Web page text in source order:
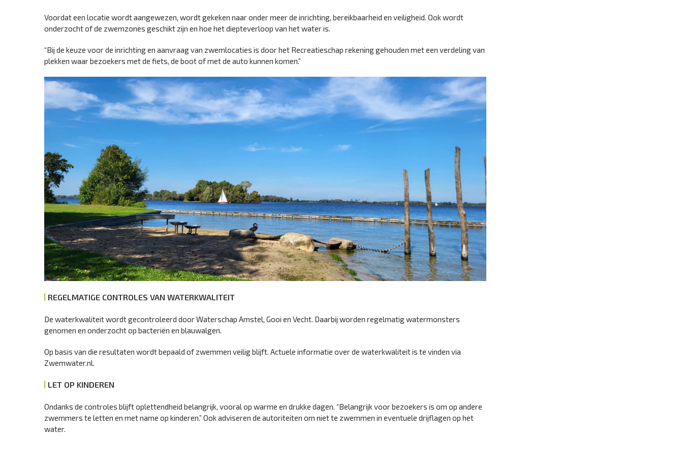
Voordat een locatie wordt aangewezen, wordt gekeken naar onder meer de inrichting, bereikbaarheid en veiligheid. Ook wordt
onderzocht of de zwemzones geschikt zijn en hoe het diepteverloop van het water is.
“Bij de keuze voor de inrichting en aanvraag van zwemlocaties is door het Recreatieschap rekening gehouden met een verdeling van
plekken waar bezoekers met de fiets, de boot of met de auto kunnen komen.”
REGELMATIGE CONTROLES VAN WATERKWALITEIT
De waterkwaliteit wordt gecontroleerd door Waterschap Amstel, Gooi en Vecht. Daarbij worden regelmatig watermonsters
genomen en onderzocht op bacteriën en blauwalgen.
Op basis van die resultaten wordt bepaald of zwemmen veilig blijft. Actuele informatie over de waterkwaliteit is te vinden via
Zwemwater.nl.
LET OP KINDEREN
Ondanks de controles blijft oplettendheid belangrijk, vooral op warme en drukke dagen. “Belangrijk voor bezoekers is om op andere
zwemmers te letten en met name op kinderen.” Ook adviseren de autoriteiten om niet te zwemmen in eventuele drijflagen op het
water.